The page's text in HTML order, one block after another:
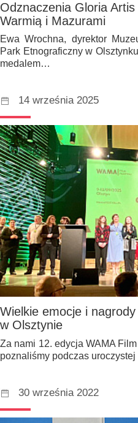
Odznaczenia Gloria
Warmią i Mazurami
Ewa Wrochna, dyrektor
Park Etnograficzny w
medalem…
14 września 2025
Wielkie emocje i
w Olsztynie
Za nami 12. edycja WAMA
poznaliśmy podczas
30 września 2022